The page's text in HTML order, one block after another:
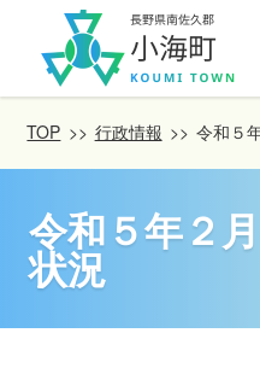
TOP >> 行政情報 >> 令和５
令和５年２
状況